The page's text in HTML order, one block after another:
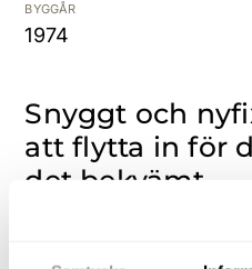
BYGGÅR
1974
Snyggt och
att flytta in för
det bekvämt